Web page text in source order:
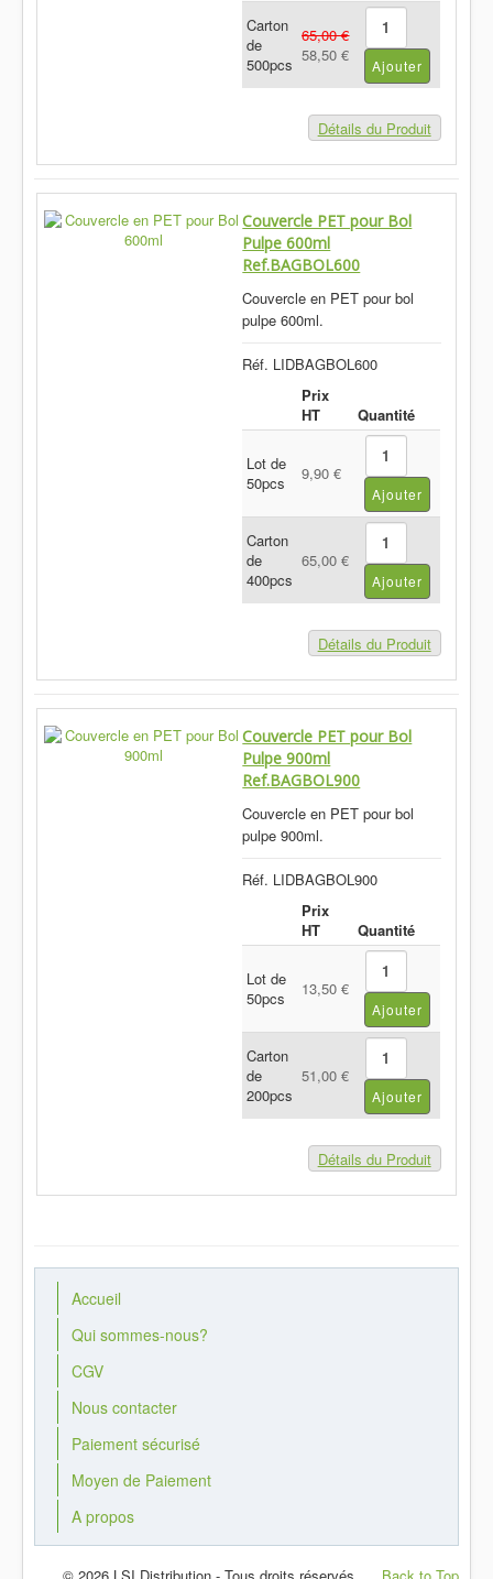
Carton
de
500pcs
65,00 €
58,50 €
Détails du Produit
Couvercle PET pour Bol
Pulpe 600ml
Ref.BAGBOL600
Couvercle en PET pour bol
pulpe 600ml.
Réf. LIDBAGBOL600
Prix
HT
Quantité
Lot de
50pcs
9,90 €
Carton
de
400pcs
65,00 €
Détails du Produit
Couvercle PET pour Bol
Pulpe 900ml
Ref.BAGBOL900
Couvercle en PET pour bol
pulpe 900ml.
Réf. LIDBAGBOL900
Prix
HT
Quantité
Lot de
50pcs
13,50 €
Carton
de
200pcs
51,00 €
Détails du Produit
Accueil
Qui sommes-nous?
CGV
Nous contacter
Paiement sécurisé
Moyen de Paiement
A propos
Back to Top
© 2026 LSI Distribution - Tous droits réservés